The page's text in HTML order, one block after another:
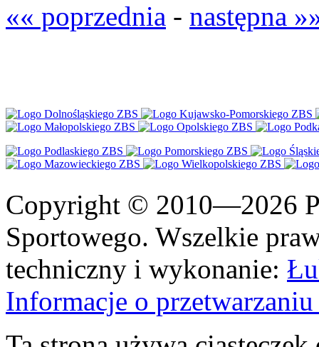
«« poprzednia - następna
Copyright © 2010—2026
Sportowego. Wszelkie
techniczny i wykonanie:
Informacje o